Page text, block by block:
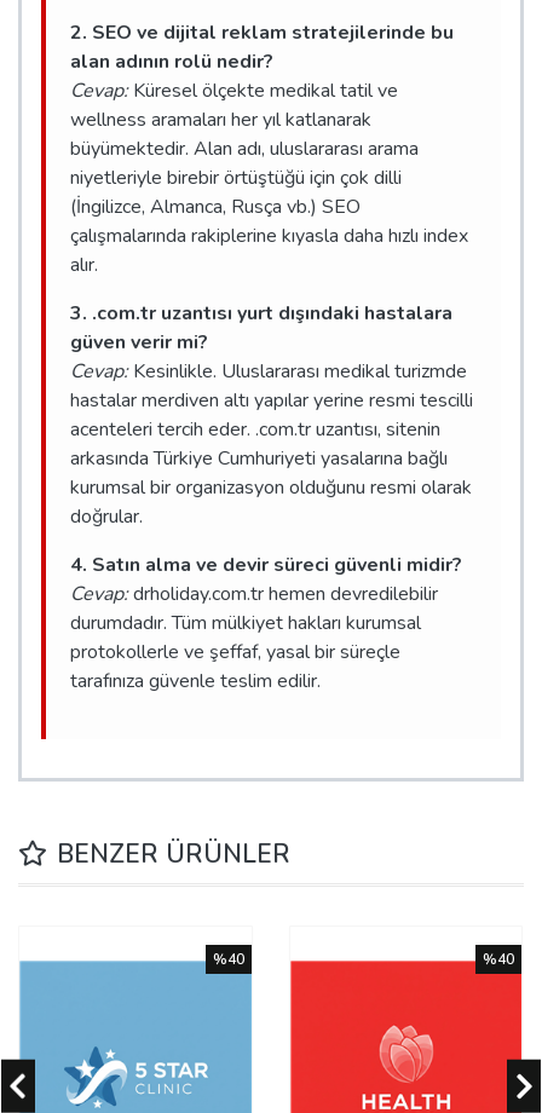
2. SEO ve dijital reklam stratejilerinde bu
alan adının rolü nedir?
Cevap:Küresel ölçekte medikal tatil ve
wellness aramaları her yıl katlanarak
büyümektedir. Alan adı, uluslararası arama
niyetleriyle birebir örtüştüğü için çok dilli
(İngilizce, Almanca, Rusça vb.) SEO
çalışmalarında rakiplerine kıyasla daha hızlı index
alır.
3. .com.tr uzantısı yurt dışındaki hastalara
güven verir mi?
Cevap:Kesinlikle. Uluslararası medikal turizmde
hastalar merdiven altı yapılar yerine resmi tescilli
acenteleri tercih eder. .com.tr uzantısı, sitenin
arkasında Türkiye Cumhuriyeti yasalarına bağlı
kurumsal bir organizasyon olduğunu resmi olarak
doğrular.
4. Satın alma ve devir süreci güvenli midir?
Cevap:drholiday.com.tr hemen devredilebilir
durumdadır. Tüm mülkiyet hakları kurumsal
protokollerle ve şeffaf, yasal bir süreçle
tarafınıza güvenle teslim edilir.
BENZER ÜRÜNLER
%40 %40